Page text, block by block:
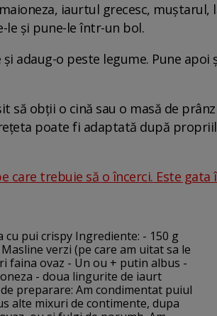
iaurtul grecesc, muștarul,
le și pune-le într-un bol.
adaug-o peste legume. Pune
obții o cină sau o masă de
poate fi adaptată după
care trebuie să o încerci. Este
cu pui crispy Ingrediente: - 150 g
verzi (pe care am uitat sa le
faina ovaz - Un ou + putin albus -
- doua lingurite de iaurt
preparare: Am condimentat puiul
alte mixuri de contimente, dupa